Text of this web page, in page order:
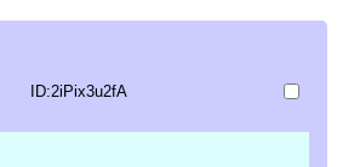
ID:2iPix3u2fA